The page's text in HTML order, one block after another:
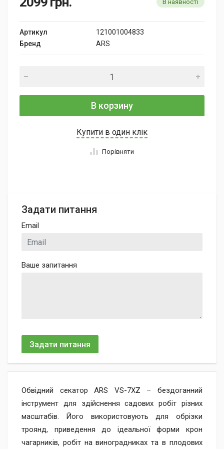
В наявності
Артикул
121001004833
Бренд
ARS
В корзину
Купити в один клік
Порівняти
Задати питання
Email
Ваше запитання
Задати питання
Обвідний секатор ARS VS-7ХZ – бездоганний
інструмент для здійснення садових робіт різних
масштабів. Його використовують для обрізки
троянд, приведення до ідеальної форми крон
чагарників, робіт на виноградниках та в плодових